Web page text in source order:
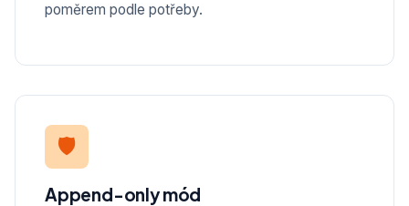
poměrem podle potřeby.
🛡️
Append-only mód